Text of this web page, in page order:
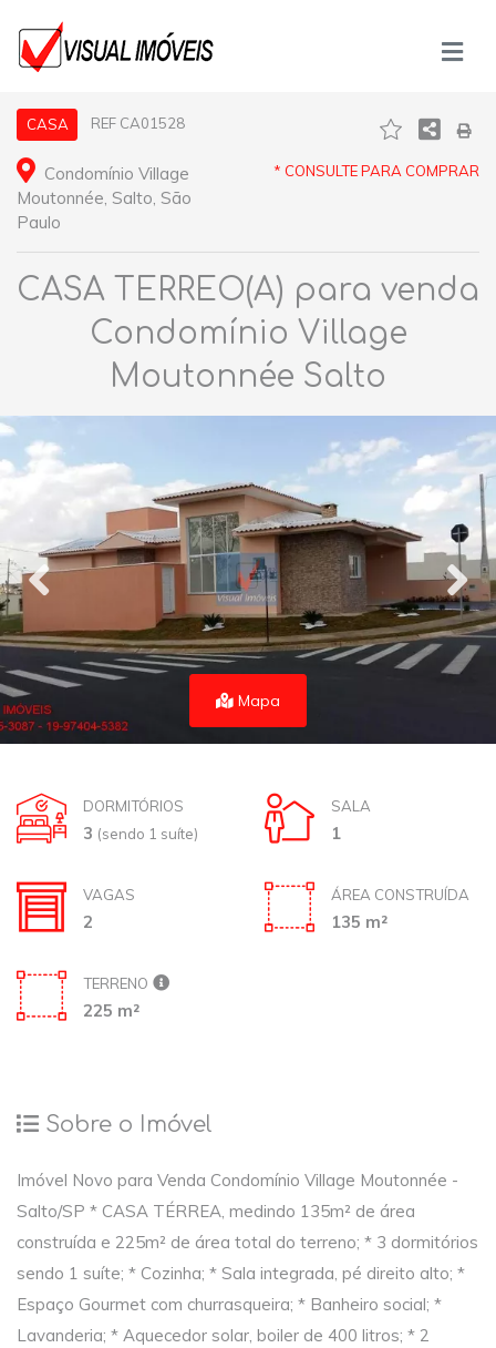
CASA REF CA01528
Condomínio Village
Moutonnée, Salto, São
Paulo
* CONSULTE PARA COMPRAR
CASA TERREO(A) para venda
Condomínio Village
Moutonnée Salto
Mapa
DORMITÓRIOS
3 (sendo 1 suíte)
SALA
1
VAGAS
2
ÁREA CONSTRUÍDA
135 m²
TERRENO
225 m²
Sobre o Imóvel
Imóvel Novo para Venda Condomínio Village Moutonnée -
Salto/SP * CASA TÉRREA, medindo 135m² de área
construída e 225m² de área total do terreno; * 3 dormitórios
sendo 1 suíte; * Cozinha; * Sala integrada, pé direito alto; *
Espaço Gourmet com churrasqueira; * Banheiro social; *
Lavanderia; * Aquecedor solar, boiler de 400 litros; * 2